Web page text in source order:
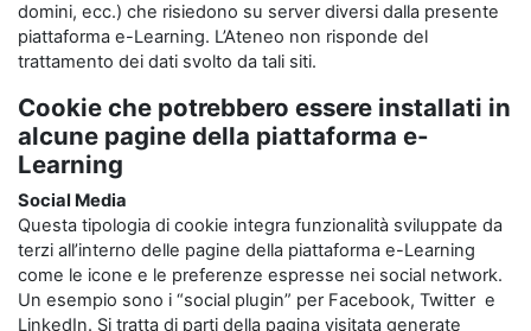
domini, ecc.) che risiedono su server diversi dalla presente
piattaforma e-Learning. L’Ateneo non risponde del
trattamento dei dati svolto da tali siti.
Cookie che potrebbero essere installati in
alcune pagine della piattaforma e-
Learning
Social Media
Questa tipologia di cookie integra funzionalità sviluppate da
terzi all’interno delle pagine della piattaforma e-Learning
come le icone e le preferenze espresse nei social network.
Un esempio sono i “social plugin” per Facebook, Twitter e
LinkedIn. Si tratta di parti della pagina visitata generate